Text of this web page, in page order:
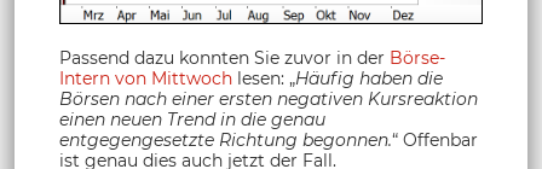
Passend dazu konnten Sie zuvor in der Börse-
Intern von Mittwoch lesen: „Häufig haben die
Börsen nach einer ersten negativen Kursreaktion
einen neuen Trend in die genau
entgegengesetzte Richtung begonnen.“ Offenbar
ist genau dies auch jetzt der Fall.